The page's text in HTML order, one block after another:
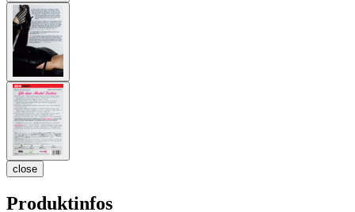
close
Produktinfos